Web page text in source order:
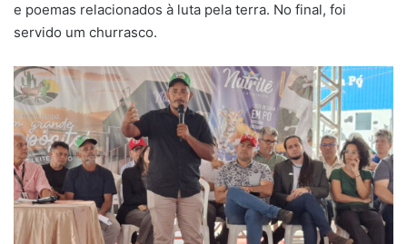
e poemas relacionados à luta pela terra. No final, foi
servido um churrasco.